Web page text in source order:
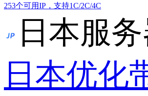
253个可用IP，支持1C/2C/4C
日本服
日本优化